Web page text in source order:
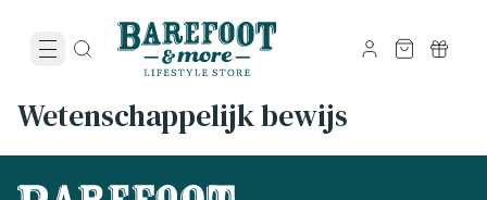
Wetenschappelijk bewijs